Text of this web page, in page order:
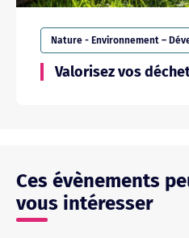
Nature - Environnement –
Valorisez vos
Ces évènements
vous intéresser